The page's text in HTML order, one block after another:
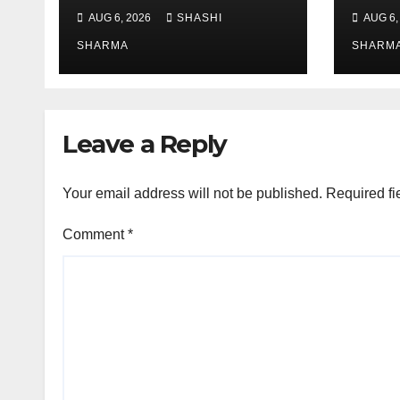
आशीर्वाद
AUG 6, 2026 SHASHI
SHARMA
भारी
AUG
Leave a Reply
Your email address will not be published. Required
Comment*